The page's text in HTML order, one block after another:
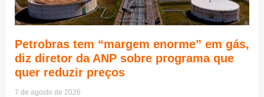
Petrobras tem “margem enorme” em gás,
diz diretor da ANP sobre programa que
quer reduzir preços
7 de agosto de 2026